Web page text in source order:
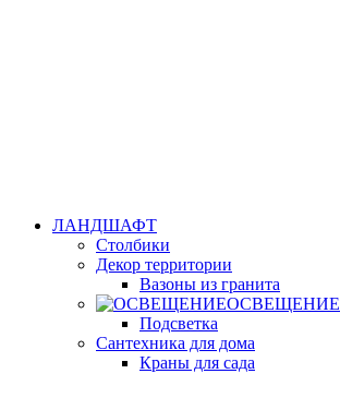
ЛАНДШАФТ
Столбики
Декор территории
Вазоны из гранита
ОСВЕЩЕНИЕ
Подсветка
Сантехника для дома
Краны для сада